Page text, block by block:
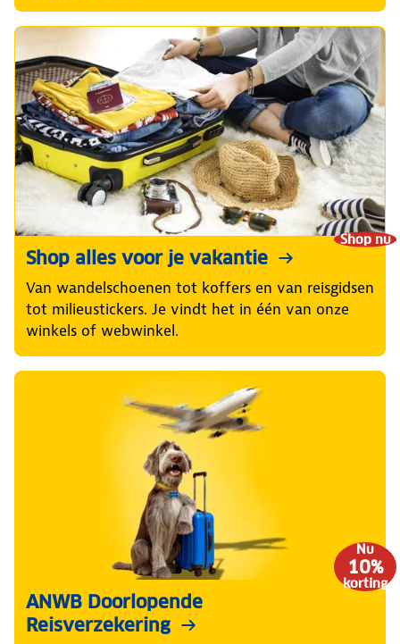
Shop nu
Shop alles voor je vakantie
Van wandelschoenen tot koffers en van reisgidsen
tot milieustickers. Je vindt het in één van onze
winkels of webwinkel.
Nu
10%
korting
ANWB Doorlopende
Reisverzekering